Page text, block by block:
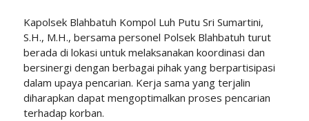
Kapolsek Blahbatuh Kompol Luh Putu Sri Sumartini,
S.H., M.H., bersama personel Polsek Blahbatuh turut
berada di lokasi untuk melaksanakan koordinasi dan
bersinergi dengan berbagai pihak yang berpartisipasi
dalam upaya pencarian. Kerja sama yang terjalin
diharapkan dapat mengoptimalkan proses pencarian
terhadap korban.